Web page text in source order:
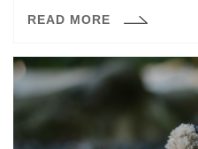
助，與選舉並無關聯。
READ MORE